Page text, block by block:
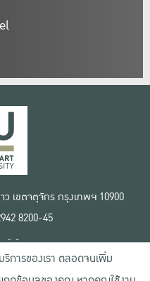
เขตจตุจักร กรุงเทพฯ 10900
8200-45
เว็บไซต์
ใช้งาน
ส่วนตัว
ริการของเรา ตลอดจนเพิ่ม